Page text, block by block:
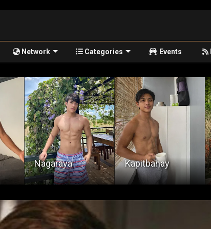
Network Categories Events
Kapitbahay
Navirgin Ko Ang
Batang Palaboy
(Part 1)